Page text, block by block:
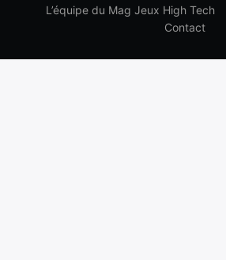
L’équipe du Mag Jeux High Tech
Contact